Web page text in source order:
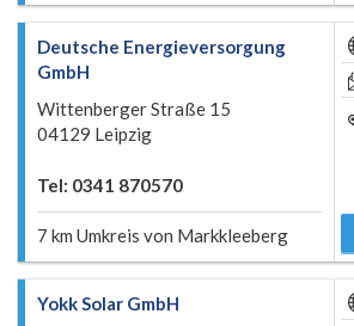
Deutsche Energieversorgung
GmbH
Wittenberger Straße 15
04129 Leipzig
Tel: 0341 870570
7 km Umkreis von Markkleeberg
Yokk Solar GmbH